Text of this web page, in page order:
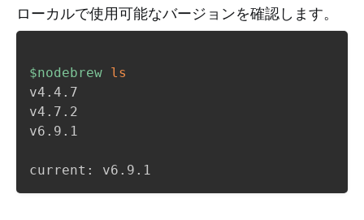
ローカルで使用可能なバージョンを確認します。
$nodebrew ls
v4.4.7
v4.7.2
v6.9.1